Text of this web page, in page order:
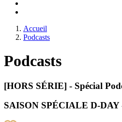
Accueil
Podcasts
Podcasts
[HORS SÉRIE] - Spécial
SAISON SPÉCIALE D-